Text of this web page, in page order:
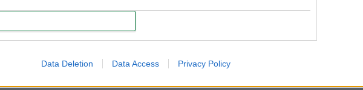
Data Deletion Data Access Privacy Policy
la vida profesional, el descanso. Y, en muchos casos, se
dejar la responsabilidad del cuidado solo en las madres.